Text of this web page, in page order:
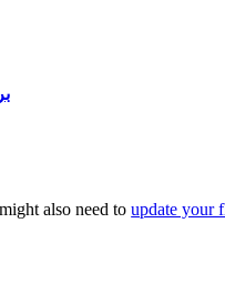
also need toupdate your